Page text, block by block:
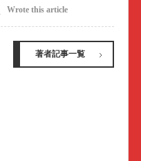
Wrote this article
著者記事一覧